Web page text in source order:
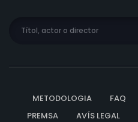
METODOLOGIA FAQ
PREMSA
AVÍS LEGAL